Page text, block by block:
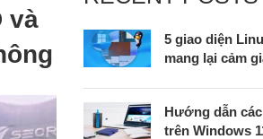
và
5 giao diện
mang lại cảm
Hướng dẫn
trên Windows